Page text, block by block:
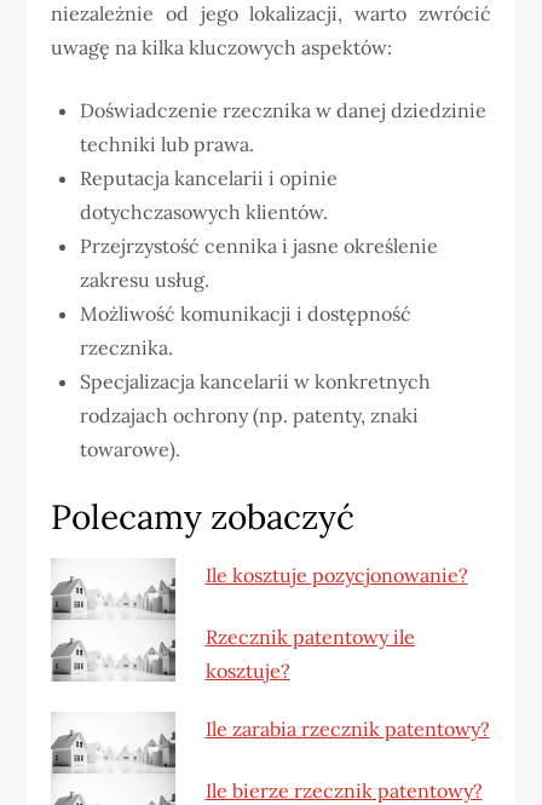
niezależnie od jego lokalizacji, warto zwrócić
uwagę na kilka kluczowych aspektów:
Doświadczenie rzecznika w danej dziedzinie
techniki lub prawa.
Reputacja kancelarii i opinie
dotychczasowych klientów.
Przejrzystość cennika i jasne określenie
zakresu usług.
Możliwość komunikacji i dostępność
rzecznika.
Specjalizacja kancelarii w konkretnych
rodzajach ochrony (np. patenty, znaki
towarowe).
Polecamy zobaczyć
Ile kosztuje pozycjonowanie?
Rzecznik patentowy ile
kosztuje?
Ile zarabia rzecznik patentowy?
Ile bierze rzecznik patentowy?